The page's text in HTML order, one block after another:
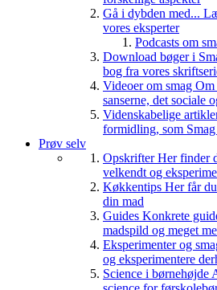
Gå i dybden med...
vores eksperter
Podcasts om
Download bøger i
bog fra vores
Videoer om smag Om
sanserne, det sociale
Videnskabelige
formidling, som
Prøv selv
OpskrifterHer finder
velkendt og
Køkkentips Her får
din mad
Guides Konkrete
madspild og meget
Eksperimenter og
og eksperimentere
Science i børnehøjde